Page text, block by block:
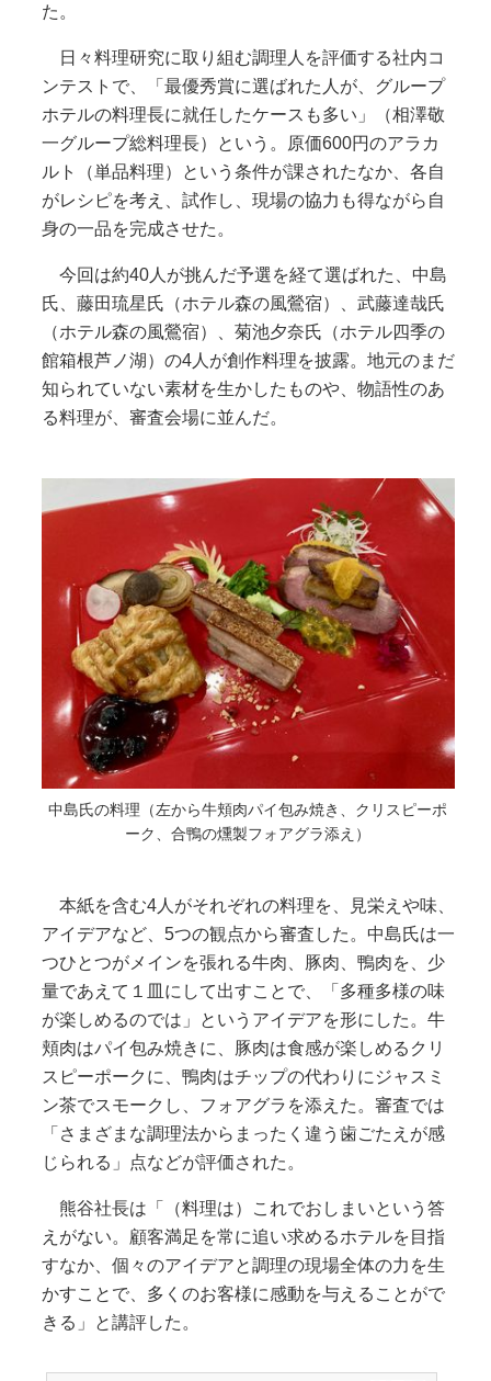
た。
日々料理研究に取り組む調理人を評価する社内コ
ンテストで、「最優秀賞に選ばれた人が、グループ
ホテルの料理長に就任したケースも多い」（相澤敬
一グループ総料理長）という。原価600円のアラカ
ルト（単品料理）という条件が課されたなか、各自
がレシピを考え、試作し、現場の協力も得ながら自
身の一品を完成させた。
今回は約40人が挑んだ予選を経て選ばれた、中島
氏、藤田琉星氏（ホテル森の風鶯宿）、武藤達哉氏
（ホテル森の風鶯宿）、菊池夕奈氏（ホテル四季の
館箱根芦ノ湖）の4人が創作料理を披露。地元のまだ
知られていない素材を生かしたものや、物語性のあ
る料理が、審査会場に並んだ。
中島氏の料理（左から牛頬肉パイ包み焼き、クリスピーポ
ーク、合鴨の燻製フォアグラ添え）
本紙を含む4人がそれぞれの料理を、見栄えや味、
アイデアなど、5つの観点から審査した。中島氏は一
つひとつがメインを張れる牛肉、豚肉、鴨肉を、少
量であえて１皿にして出すことで、「多種多様の味
が楽しめるのでは」というアイデアを形にした。牛
頬肉はパイ包み焼きに、豚肉は食感が楽しめるクリ
スピーポークに、鴨肉はチップの代わりにジャスミ
ン茶でスモークし、フォアグラを添えた。審査では
「さまざまな調理法からまったく違う歯ごたえが感
じられる」点などが評価された。
熊谷社長は「（料理は）これでおしまいという答
えがない。顧客満足を常に追い求めるホテルを目指
すなか、個々のアイデアと調理の現場全体の力を生
かすことで、多くのお客様に感動を与えることがで
きる」と講評した。